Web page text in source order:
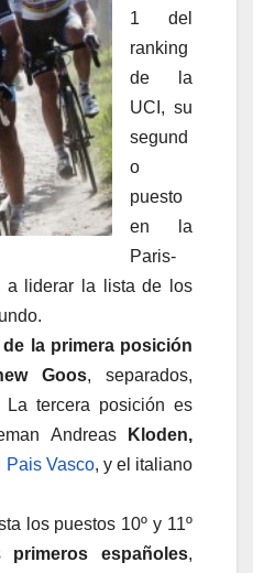
1 del
ranking
de la
UCI, su
segund
o
puesto
en la
Paris-
a liderar la lista de los
la primera posición
Goos, separados,
tercera posición es
Andreas
Kloden,
Pais Vasco, y el italiano
los puestos 10º y 11º
primeros españoles,